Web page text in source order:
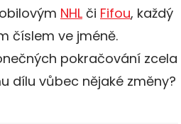
NHL či Fifou, každý
číslem ve jméně.
pokračování zcela
dílu vůbec nějaké změny?